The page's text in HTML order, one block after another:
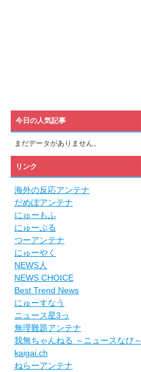
今日の人気記事
まだデータがありません。
リンク
海外の反応アンテナ
だめぽアンテナ
にゅーもふ
にゅーぷる
つーアンテナ
にゅーやく
NEWS人
NEWS CHOICE
Best Trend News
にゅーすなう
ニュース星3っ
無理難題アンテナ
我無ちゃんねる ～ニュースなび～
kaigai.ch
ねらーアンテナ